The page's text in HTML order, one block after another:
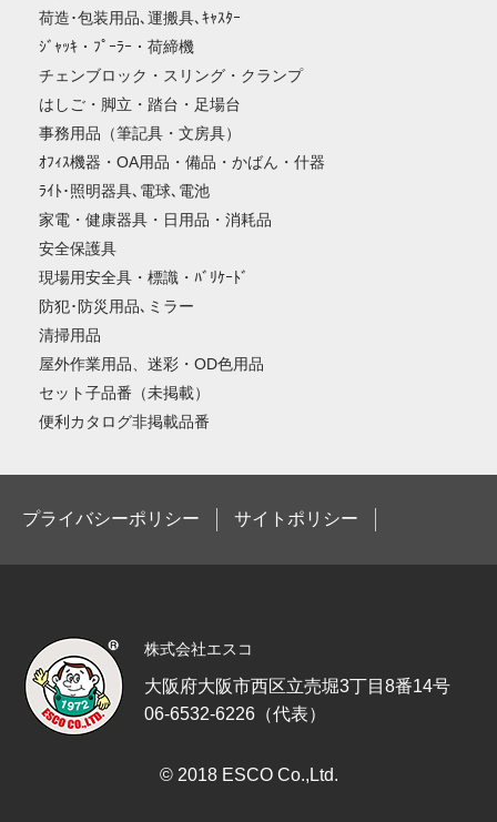
荷造･包装用品､運搬具､ｷｬｽﾀｰ
ｼﾞｬｯｷ・ﾌﾟｰﾗｰ・荷締機
チェンブロック・スリング・クランプ
はしご・脚立・踏台・足場台
事務用品（筆記具・文房具）
ｵﾌｨｽ機器・OA用品・備品・かばん・什器
ﾗｲﾄ･照明器具､電球､電池
家電・健康器具・日用品・消耗品
安全保護具
現場用安全具・標識・ﾊﾞﾘｹｰﾄﾞ
防犯･防災用品､ミラー
清掃用品
屋外作業用品、迷彩・OD色用品
セット子品番（未掲載）
便利カタログ非掲載品番
プライバシーポリシー サイトポリシー
株式会社エスコ
大阪府大阪市西区立売堀3丁目8番14号
06-6532-6226（代表）
© 2018 ESCO Co.,Ltd.